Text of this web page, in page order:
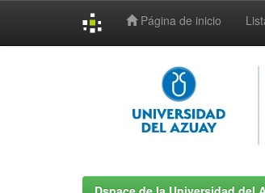
Página de inicio